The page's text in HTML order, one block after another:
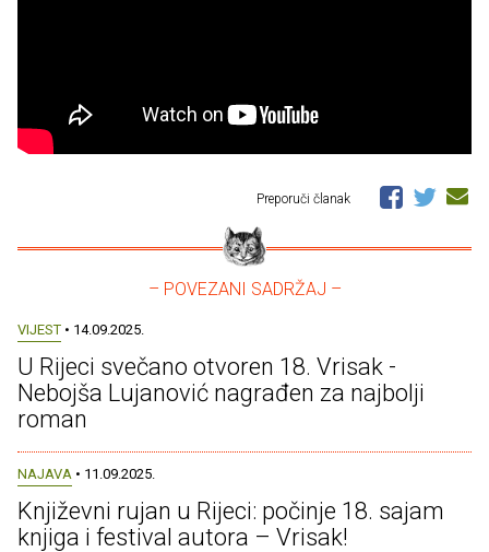
Preporuči članak
– POVEZANI SADRŽAJ –
VIJEST • 14.09.2025.
U Rijeci svečano otvoren 18. Vrisak -
Nebojša Lujanović nagrađen za najbolji
roman
NAJAVA • 11.09.2025.
Književni rujan u Rijeci: počinje 18. sajam
knjiga i festival autora – Vrisak!